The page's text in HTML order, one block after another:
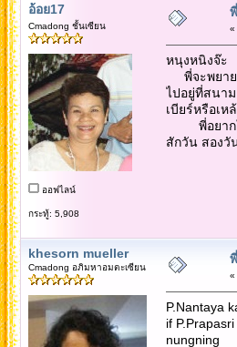
อ้อย17
Cmadong ชั้นเซียน
ออฟไลน์
กระทู้: 5,908
«
หนุงหนิงจ๊ะ
พี่จะพยาย
ไปอยู่ที่สนา
เบียร์หรือเ
พี่อยากให้
สักวัน สองวั
khesorn mueller
Cmadong อภิมหาอมตะเซียน
«
P.Nantaya
if
nungning